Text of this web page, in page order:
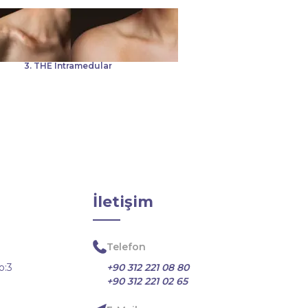
3. THE Intramedular
İletişim
Telefon
+90 312 221 08 80
+90 312 221 02 65